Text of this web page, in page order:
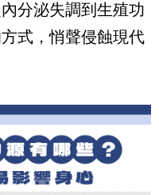
分泌失調到生殖功
式，悄聲侵蝕現代